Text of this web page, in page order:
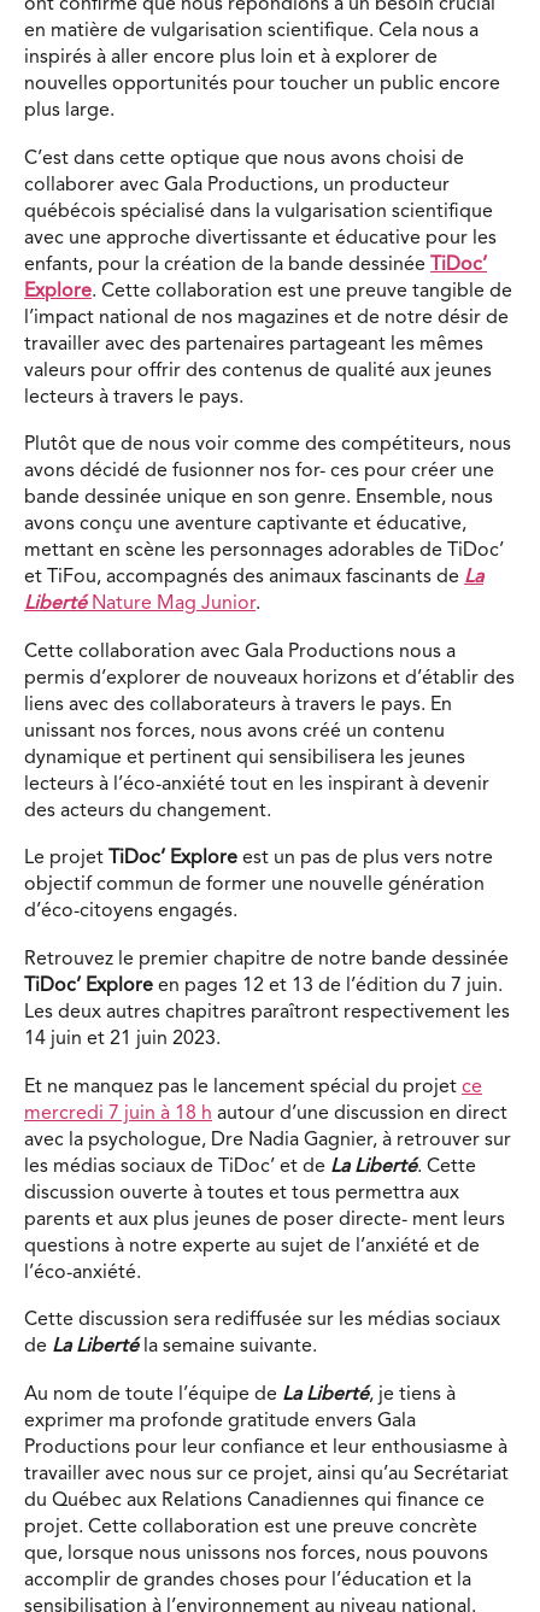
ont confirmé que nous répondions à un besoin crucial
en matière de vulgarisation scientifique. Cela nous a
inspirés à aller encore plus loin et à explorer de
nouvelles opportunités pour toucher un public encore
plus large.
C’est dans cette optique que nous avons choisi de
collaborer avec Gala Productions, un producteur
québécois spécialisé dans la vulgarisation scientifique
avec une approche divertissante et éducative pour les
enfants, pour la création de la bande dessinée
TiDoc’
Explore. Cette collaboration est une preuve tangible de
l’impact national de nos magazines et de notre désir de
travailler avec des partenaires partageant les mêmes
valeurs pour offrir des contenus de qualité aux jeunes
lecteurs à travers le pays.
Plutôt que de nous voir comme des compétiteurs, nous
avons décidé de fusionner nos for- ces pour créer une
bande dessinée unique en son genre. Ensemble, nous
avons conçu une aventure captivante et éducative,
mettant en scène les personnages adorables de TiDoc’
et TiFou, accompagnés des animaux fascinants de La
Liberté Nature Mag Junior.
Cette collaboration avec Gala Productions nous a
permis d’explorer de nouveaux horizons et d’établir des
liens avec des collaborateurs à travers le pays. En
unissant nos forces, nous avons créé un contenu
dynamique et pertinent qui sensibilisera les jeunes
lecteurs à l’éco-anxiété tout en les inspirant à devenir
des acteurs du changement.
Le projet TiDoc’ Explore est un pas de plus vers notre
objectif commun de former une nouvelle génération
d’éco-citoyens engagés.
Retrouvez le premier chapitre de notre bande dessinée
TiDoc’ Explore en pages 12 et 13 de l’édition du 7 juin.
Les deux autres chapitres paraîtront respectivement les
14 juin et 21 juin 2023.
Et ne manquez pas le lancement spécial du projet ce
mercredi 7 juin à 18 h autour d’une discussion en direct
avec la psychologue, Dre Nadia Gagnier, à retrouver sur
les médias sociaux de TiDoc’ et de La Liberté. Cette
discussion ouverte à toutes et tous permettra aux
parents et aux plus jeunes de poser directe- ment leurs
questions à notre experte au sujet de l’anxiété et de
l’éco-anxiété.
Cette discussion sera rediffusée sur les médias sociaux
de La Liberté la semaine suivante.
Au nom de toute l’équipe de La Liberté, je tiens à
exprimer ma profonde gratitude envers Gala
Productions pour leur confiance et leur enthousiasme à
travailler avec nous sur ce projet, ainsi qu’au Secrétariat
du Québec aux Relations Canadiennes qui finance ce
projet. Cette collaboration est une preuve concrète
que, lorsque nous unissons nos forces, nous pouvons
accomplir de grandes choses pour l’éducation et la
sensibilisation à l’environnement au niveau national.